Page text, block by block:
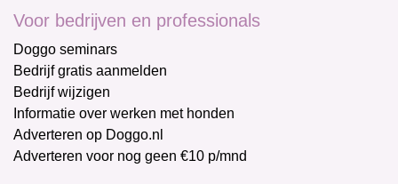
Voor bedrijven en professionals
Doggo seminars
Bedrijf gratis aanmelden
Bedrijf wijzigen
Informatie over werken met honden
Adverteren op Doggo.nl
Adverteren voor nog geen €10 p/mnd